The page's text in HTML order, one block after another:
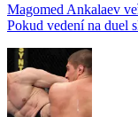
Magomed Ankalaev
Pokud vedení na duel